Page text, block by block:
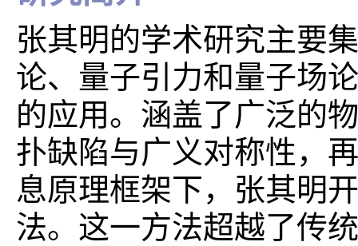
张其明的学术研究主要
论、量子引力和量子场
的应用。涵盖了广泛的
扑缺陷与广义对称性，
息原理框架下，张其明
法。这一方法超越了传